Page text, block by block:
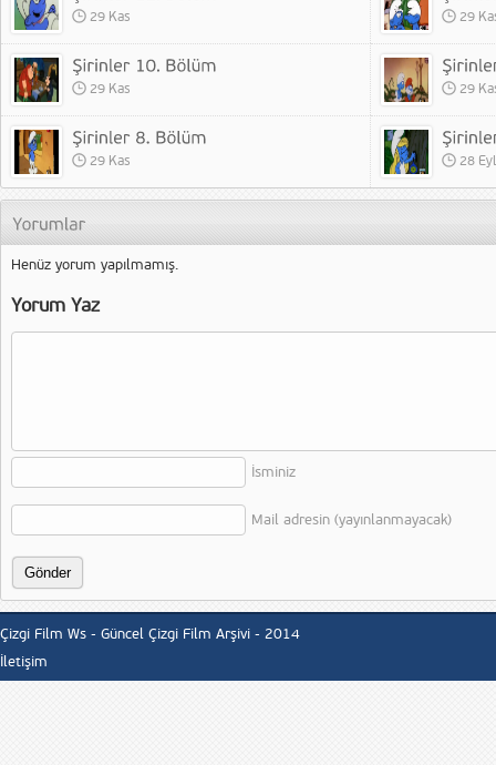
29 Kas 29
29 Kas 29
29 Kas 28 Eyl
Henüz yorum yapılmamış.
Yorum Yaz
İsminiz
Mail adresin (yayınlanmayacak)
Çizgi Film Ws - Güncel Çizgi Film Arşivi - 2014
İletişim